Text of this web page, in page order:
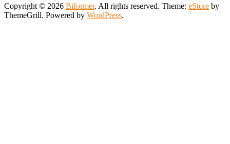
Copyright © 2026 Biformer. All rights reserved. Theme: eStore by
ThemeGrill. Powered by WordPress.